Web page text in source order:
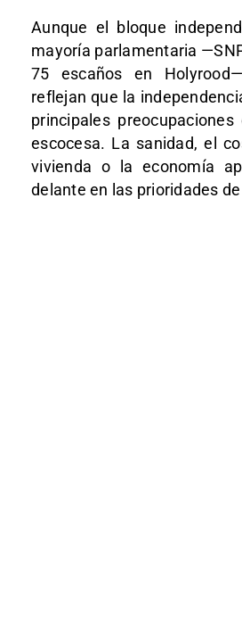
Aunque el bloque
mayoría parlamentaria
75 escaños en
reflejan que la
principales
escocesa. La sanidad, el
vivienda o la economía
delante en las prioridades